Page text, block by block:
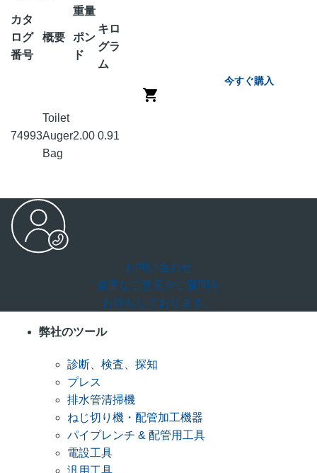
カタ
ログ
番号
概要
重量
ポン
ド
キロ
グラ
ム
74993
Toilet
Auger
Bag
2.00 0.91
今すぐ購入
お問い合わせ
貴重なご意見やご質問を
お待ちしております。
弊社のツール
診断、検査、探知
プレス
排水管清掃機
ねじ切り機・配管加工機器
パイプレンチ & 配管用工具
電設工具
汎用工具